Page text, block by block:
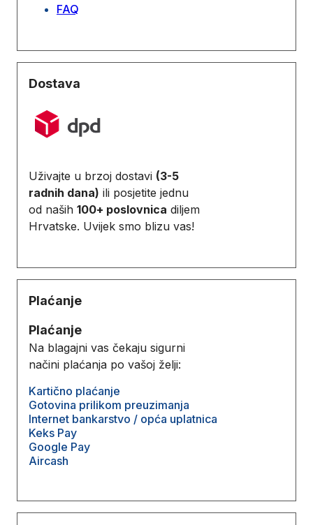
FAQ
Dostava
Uživajte u brzoj dostavi (3-5
radnih dana) ili posjetite jednu
od naših 100+ poslovnica diljem
Hrvatske. Uvijek smo blizu vas!
Plaćanje
Plaćanje
Na blagajni vas čekaju sigurni
načini plaćanja po vašoj želji:
Kartično plaćanje
Gotovina prilikom preuzimanja
Internet bankarstvo / opća uplatnica
Keks Pay
Google Pay
Aircash